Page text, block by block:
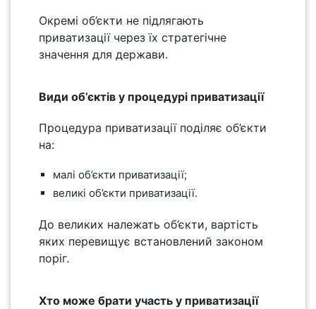
Окремі об’єкти не підлягають
приватизації через їх стратегічне
значення для держави.
Види об’єктів у процедурі приватизації
Процедура приватизації поділяє об’єкти
на:
малі об’єкти приватизації;
великі об’єкти приватизації.
До великих належать об’єкти, вартість
яких перевищує встановлений законом
поріг.
Хто може брати участь у приватизації